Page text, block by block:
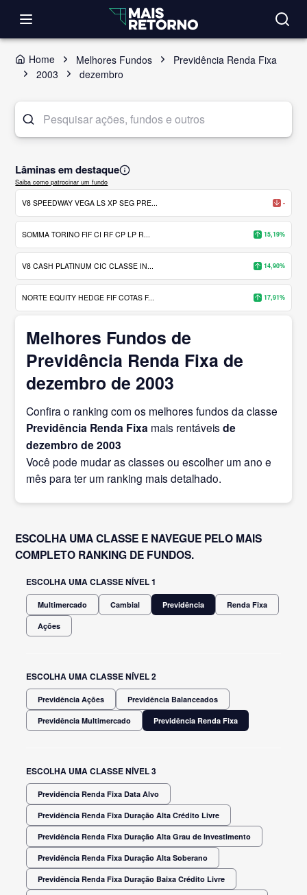
Home Melhores Fundos
Previdência Renda Fixa
2003
dezembro
Lâminas em destaque
Saiba como patrocinar um fundo
V8 SPEEDWAY VEGA LS XP SEG PRE... -
SOMMA TORINO FIF CI RF CP LP R... 15,19%
V8 CASH PLATINUM CIC CLASSE IN... 14,90%
NORTE EQUITY HEDGE FIF COTAS F... 17,91%
Melhores Fundos de
Previdência Renda Fixa de
dezembro de 2003
Confira o ranking com os melhores fundos da classe
Previdência Renda Fixa mais rentáveisde
dezembro de 2003
Você pode mudar as classes ou escolher um ano e
mês para ter um ranking mais detalhado.
ESCOLHA UMA CLASSE E NAVEGUE PELO MAIS
COMPLETO RANKING DE FUNDOS.
ESCOLHA UMA CLASSE NÍVEL 1
Multimercado Cambial Previdência Renda Fixa
Ações
ESCOLHA UMA CLASSE NÍVEL 2
Previdência Ações Previdência Balanceados
Previdência Multimercado Previdência Renda Fixa
ESCOLHA UMA CLASSE NÍVEL 3
Previdência Renda Fixa Data Alvo
Previdência Renda Fixa Duração Alta Crédito Livre
Previdência Renda Fixa Duração Alta Grau de Investimento
Previdência Renda Fixa Duração Alta Soberano
Previdência Renda Fixa Duração Baixa Crédito Livre